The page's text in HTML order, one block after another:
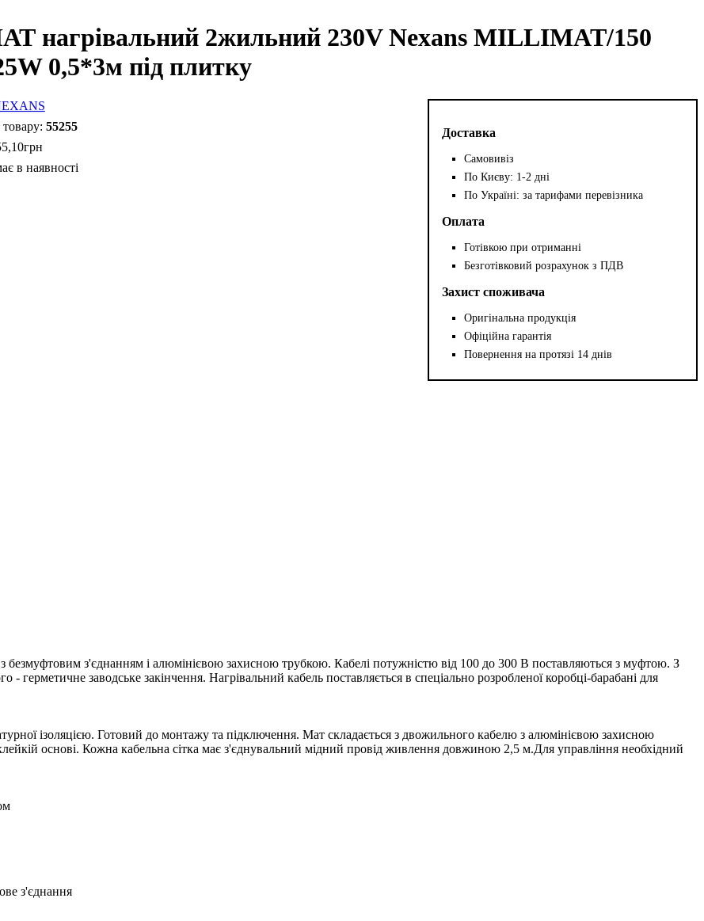
нагрівальний 2жильний 230V Nexans MILLIMAT/150
0,5*3м під плитку
55255
,10грн
в наявності
Доставка
Самовивіз
По Києву: 1-2 дні
По Україні: за тарифами перевізника
Оплата
Готівкою при отриманні
Безготівковий розрахунок з ПДВ
Захист споживача
Оригінальна продукція
Офіційна гарантія
Повернення на протязі 14 днів
з'єднанням і алюмінієвою захисною трубкою. Кабелі потужністю від 100 до 300 В поставляються з муфтою. З
заводське закінчення. Нагрівальний кабель поставляється в спеціально розробленої коробці-барабані для
ізоляцією. Готовий до монтажу та підключення. Мат складається з двожильного кабелю з алюмінієвою захисною
основі. Кожна кабельна сітка має з'єднувальний мідний провід живлення довжиною 2,5 м.Для управління необхідний
з'єднання